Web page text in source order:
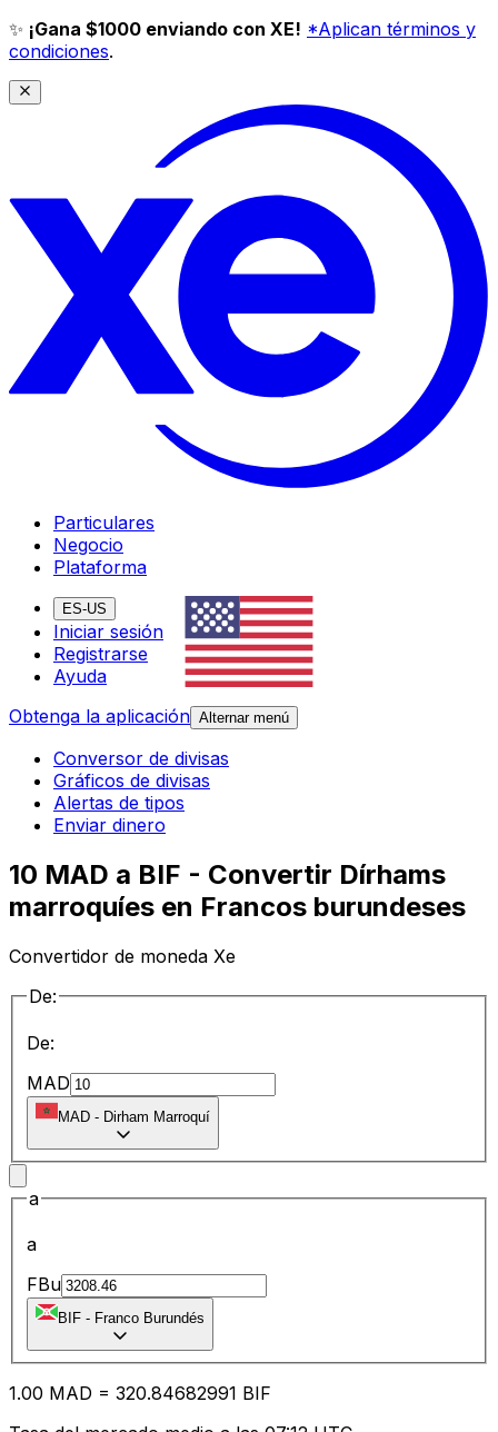
✨ ¡Gana $1000 enviando con XE! *Aplican términos y
condiciones.
Particulares
Negocio
Plataforma
ES-US
Iniciar sesión
Registrarse
Ayuda
Obtenga la aplicación Alternar menú
Conversor de divisas
Gráficos de divisas
Alertas de tipos
Enviar dinero
10 MAD a BIF - Convertir Dírhams
marroquíes en Francos burundeses
Convertidor de moneda Xe
De:
De:
MAD
MAD - Dirham Marroquí
a
a
FBu
BIF - Franco Burundés
1.00 MAD = 320.84682991 BIF